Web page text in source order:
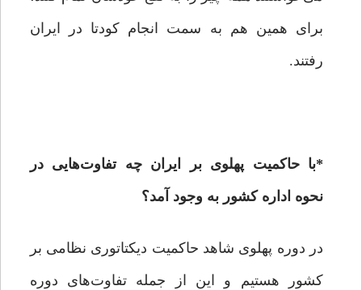
برای همین هم به سمت انجام کودتا در ایران
رفتند.
*با حاکمیت پهلوی بر ایران چه تفاوت‌هایی در
نحوه اداره کشور به وجود آمد؟
در دوره پهلوی شاهد حاکمیت دیکتاتوری نظامی بر
کشور هستیم و این از جمله تفاوت‌های دوره